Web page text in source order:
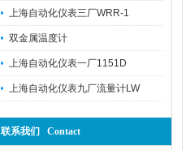
上海自动化仪表三厂WRR-1
双金属温度计
上海自动化仪表一厂1151D
上海自动化仪表九厂流量计LW
联系我们 Contact